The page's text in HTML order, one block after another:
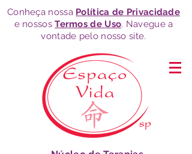
Conheça nossa Política de Privacidade
e nossosTermos de Uso. Navegue a
vontade pelo nosso site.